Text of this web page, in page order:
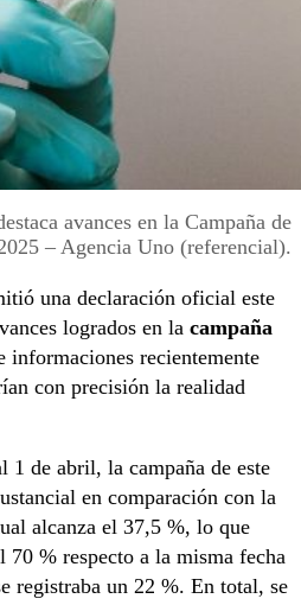
avances en la Campaña de
– Agencia Uno (referencial).
una declaración oficial este
logrados en la campaña
informaciones recientemente
con precisión la realidad
1 de abril, la campaña de este
en comparación con la
alcanza el 37,5 %, lo que
70 % respecto a la misma fecha
registraba un 22 %. En total, se